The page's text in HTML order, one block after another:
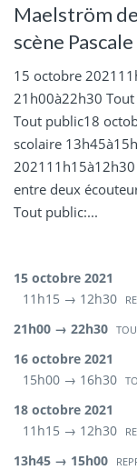
Maelström
scène
15 octobre
21h00à22h30
Tout public18
scolaire
entre deux
Tout public:...
15 octobre 2021
11h15 → 12h30
21h00 → 22h30
16 octobre 2021
15h00 → 16h30
18 octobre 2021
11h15 → 12h30
13h45 → 15h00